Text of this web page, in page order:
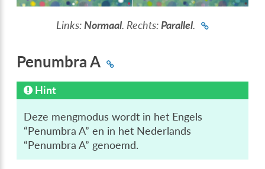
Links: Normaal. Rechts: Parallel.
Penumbra A
Hint
Deze mengmodus wordt in het Engels
“Penumbra A” en in het Nederlands
“Penumbra A” genoemd.